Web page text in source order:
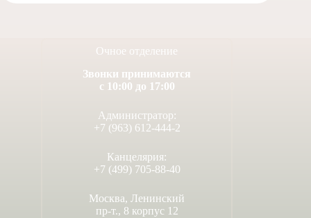
Очное отделение
Звонки принимаются
с 10:00 до 17:00
Администратор:
+7 (963) 612-444-2
Канцелярия:
+7 (499) 705-88-40
Москва, Ленинский
пр-т., 8 корпус 12